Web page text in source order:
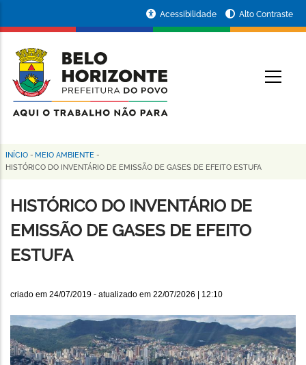
conteúdo
principal
da
Prefeitura
de
Horizonte
Acessibilidade Alto Contraste
Trilha
navegação
INÍCIO - MEIO AMBIENTE -
HISTÓRICO DO INVENTÁRIO DE EMISSÃO DE GASES DE EFEITO ESTUFA
HISTÓRICO DO INVENTÁRIO DE
EMISSÃO DE GASES DE EFEITO
ESTUFA
criado em 24/07/2019 - atualizado em 22/07/2026 | 12:10